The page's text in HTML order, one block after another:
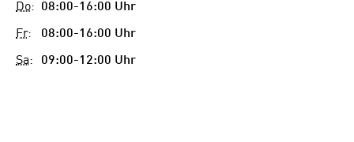
Do: 08:00-16:00 Uhr
Fr: 08:00-16:00 Uhr
Sa: 09:00-12:00 Uhr